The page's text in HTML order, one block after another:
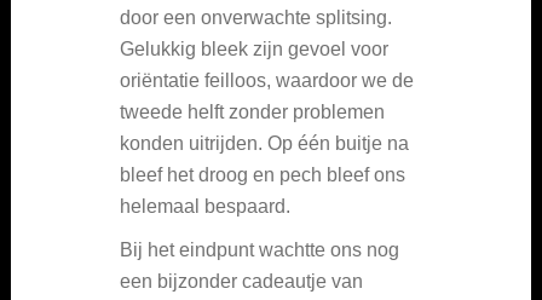
door een onverwachte splitsing.
Gelukkig bleek zijn gevoel voor
oriëntatie feilloos, waardoor we de
tweede helft zonder problemen
konden uitrijden. Op één buitje na
bleef het droog en pech bleef ons
helemaal bespaard.
Bij het eindpunt wachtte ons nog
een bijzonder cadeautje van